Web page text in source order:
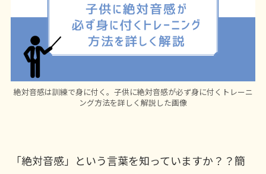
絶対音感は訓練で身に付く。子供に絶対音感が必ず身に付くトレーニ
ング方法を詳しく解説した画像
「絶対音感」という言葉を知っていますか？？簡